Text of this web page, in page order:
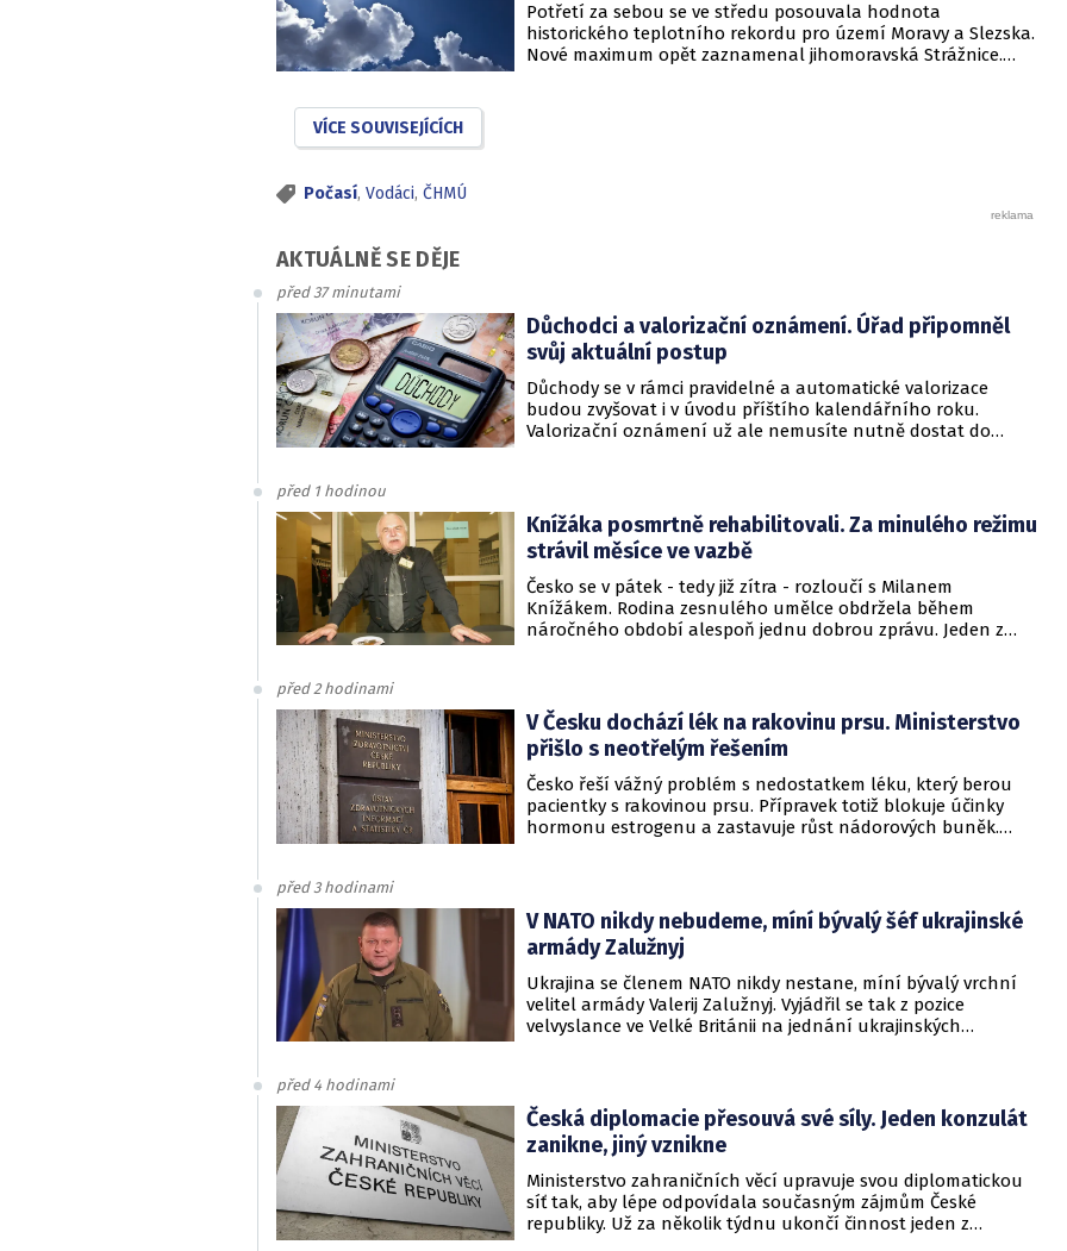
Potřetí za sebou se ve středu posouvala hodnota
historického teplotního rekordu pro území Moravy a Slezska.
Nové maximum opět zaznamenal jihomoravská Strážnice.
VÍCE SOUVISEJÍCÍCH
Počasí, Vodáci, ČHMÚ
AKTUÁLNĚ SE DĚJE
před 37 minutami
Důchodci a valorizační oznámení. Úřad připomněl
svůj aktuální postup
Důchody se v rámci pravidelné a automatické valorizace
budou zvyšovat i v úvodu příštího kalendářního roku.
Valorizační oznámení už ale nemusíte nutně dostat do
před 1 hodinou
Knížáka posmrtně rehabilitovali. Za minulého režimu
strávil měsíce ve vazbě
Česko se v pátek - tedy již zítra - rozloučí s Milanem
Knížákem. Rodina zesnulého umělce obdržela během
náročného období alespoň jednu dobrou zprávu. Jeden z
před 2 hodinami
V Česku dochází lék na rakovinu prsu. Ministerstvo
přišlo s neotřelým řešením
Česko řeší vážný problém s nedostatkem léku, který berou
pacientky s rakovinou prsu. Přípravek totiž blokuje účinky
hormonu estrogenu a zastavuje růst nádorových buněk.
před 3 hodinami
V NATO nikdy nebudeme, míní bývalý šéf ukrajinské
armády Zalužnyj
Ukrajina se členem NATO nikdy nestane, míní bývalý vrchní
velitel armády Valerij Zalužnyj. Vyjádřil se tak z pozice
velvyslance ve Velké Británii na jednání ukrajinských
před 4 hodinami
Česká diplomacie přesouvá své síly. Jeden konzulát
zanikne, jiný vznikne
Ministerstvo zahraničních věcí upravuje svou diplomatickou
síť tak, aby lépe odpovídala současným zájmům České
republiky. Už za několik týdnu ukončí činnost jeden z